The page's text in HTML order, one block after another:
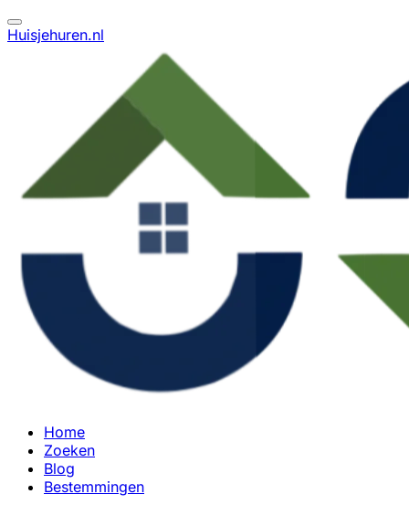
Huisjehuren.nl
Home
Zoeken
Blog
Bestemmingen